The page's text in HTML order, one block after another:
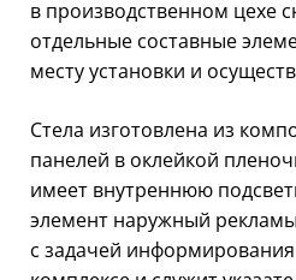
в производственном цехе
отдельные составные
месту установки и
Стела изготовлена из
панелей в оклейкой
имеет внутреннюю
элемент наружный
с задачей